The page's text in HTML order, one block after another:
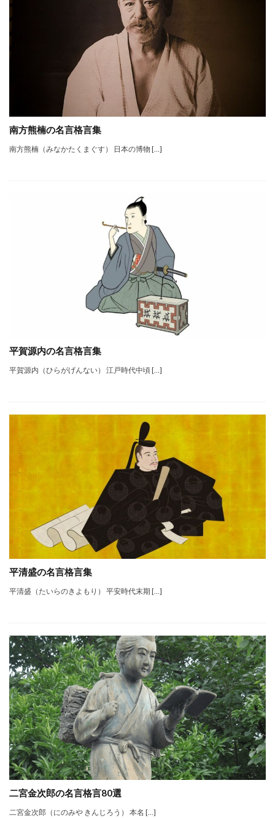
南方熊楠の名言格言集
南方熊楠（みなかたくまぐす） 日本の博物 […]
平賀源内の名言格言集
平賀源内（ひらがげんない） 江戸時代中頃 […]
平清盛の名言格言集
平清盛（たいらのきよもり） 平安時代末期 […]
二宮金次郎の名言格言80選
二宮金次郎（にのみや きんじろう） 本名 […]